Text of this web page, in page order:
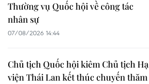
Thường vụ Quốc hội về công tác
nhân sự
07/08/2026 14:44
Chủ tịch Quốc hội kiêm Chủ tịch Hạ
viện Thái Lan kết thúc chuyến thăm